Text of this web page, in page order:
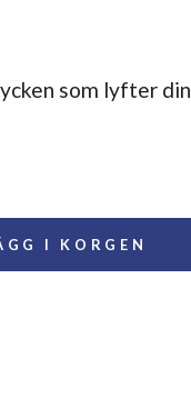
som lyfter din
I KORGEN